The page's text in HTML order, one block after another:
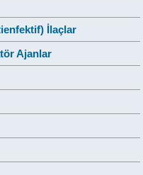
İlaçlar
Ajanlar